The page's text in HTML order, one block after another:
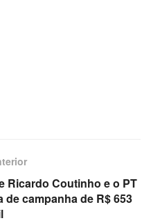
Ricardo Coutinho e o PT
de campanha de R$ 653